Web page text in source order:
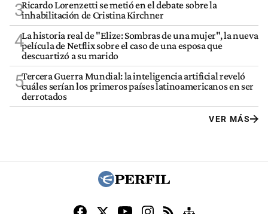
3Ricardo Lorenzetti se metió en el debate sobre la
inhabilitación de Cristina Kirchner
4La historia real de "Elize: Sombras de una mujer", la nueva
película de Netflix sobre el caso de una esposa que
descuartizó a su marido
5Tercera Guerra Mundial: la inteligencia artificial reveló
cuáles serían los primeros países latinoamericanos en ser
derrotados
VER MÁS